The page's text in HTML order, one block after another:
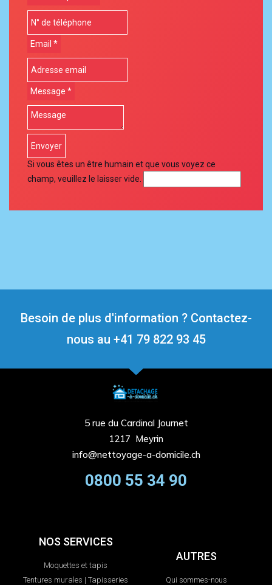
Email *
Message *
Si vous êtes un être humain et que vous voyez ce
champ, veuillez le laisser vide.
Besoin de plus d'information ? Contactez-
nous au +41 79 822 93 45​
5 rue du Cardinal Journet
1217 Meyrin
info@nettoyage-a-domicile.ch
0800 55 34 90
NOS SERVICES
Moquettes et tapis
Tentures murales | Tapisseries
AUTRES
Qui sommes-nous